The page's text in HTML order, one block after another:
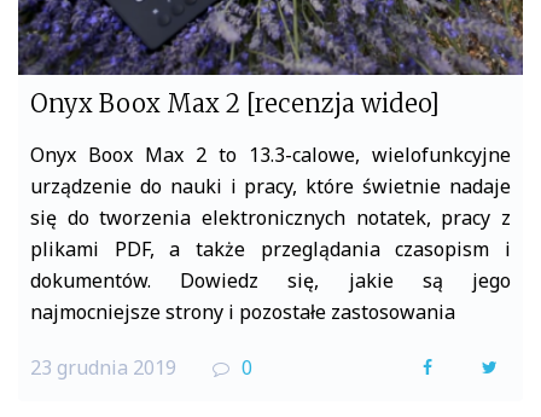
Onyx Boox Max 2 [recenzja wideo]
Onyx Boox Max 2 to 13.3-calowe, wielofunkcyjne
urządzenie do nauki i pracy, które świetnie nadaje
się do tworzenia elektronicznych notatek, pracy z
plikami PDF, a także przeglądania czasopism i
dokumentów. Dowiedz się, jakie są jego
najmocniejsze strony i pozostałe zastosowania
23 grudnia 2019 0
F